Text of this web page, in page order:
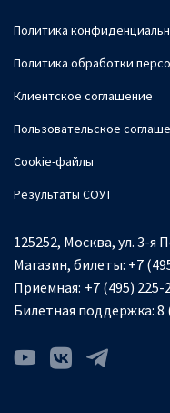
Политика
Политика обработки
Клиентское соглашение
Пользовательское
Cookie-файлы
Результаты СОУТ
125252, Москва, ул. 3-я
Магазин, билеты: +7
Приемная: +7 (495) 225-
Билетная поддержка: 8